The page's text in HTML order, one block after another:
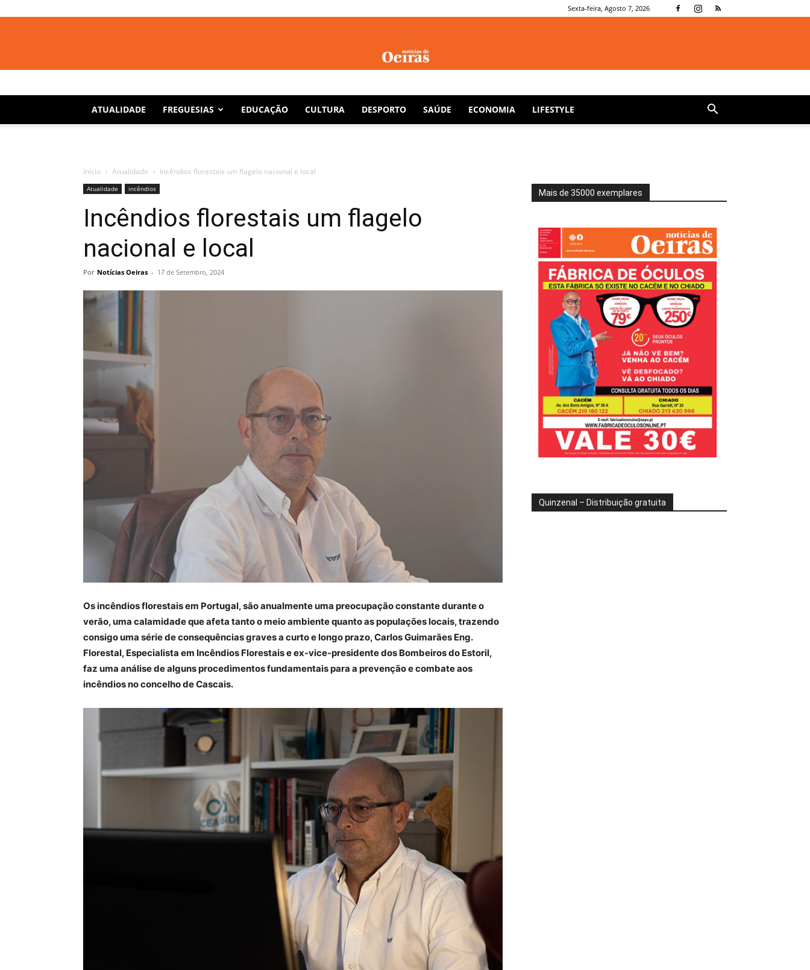
Sexta-feira, Agosto 7, 2026
Notícias
ATUALIDADE FREGUESIAS EDUCAÇÃO CULTURA DESPORTO SAÚDE ECONOMIA LIFESTYLE
Início Atualidade Incêndios florestais um flagelo nacional e local
Atualidade incêndios
Incêndios florestais um flagelo
nacional e local
Por Notícias Oeiras - 17 de Setembro, 2024
Os incêndios florestais em Portugal, são anualmente uma preocupação constante durante o
verão, uma calamidade que afeta tanto o meio ambiente quanto as populações locais, trazendo
consigo uma série de consequências graves a curto e longo prazo, Carlos Guimarães Eng.
Florestal, Especialista em Incêndios Florestais e ex-vice-presidente dos Bombeiros do Estoril,
faz uma análise de alguns procedimentos fundamentais para a prevenção e combate aos
incêndios no concelho de Cascais.
Mais de 35000 exemplares
Quinzenal – Distribuição gratuita